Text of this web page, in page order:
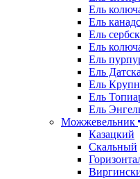
Ель
Ель
Ель
Ель
Ель
Ель
Ель
Ель
Ель
Можжевельник
Казацкий
Скальный